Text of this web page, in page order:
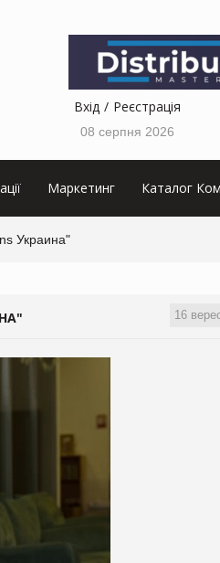
Вхід Реєстрація
08 серпня 2026
Маркетинг Каталог
Украина"
16